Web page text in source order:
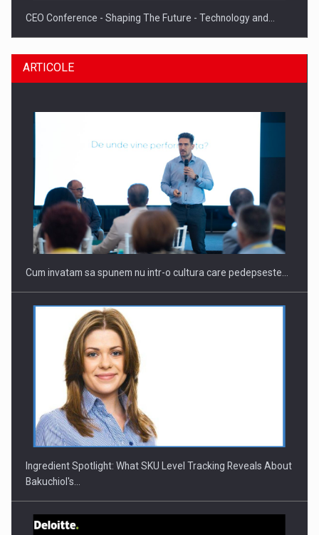
CEO Conference - Shaping The Future - Technology and…
Webinar - Business Evolution-RETHINK STRATEGY-Finantare
Investitii Digitalizare
CANON - Colaborarea eficienta a echipei intr un mediu…
ARTICOLE
Cum invatam sa spunem nu intr-o cultura care pedepseste…
Ingredient Spotlight: What SKU Level Tracking Reveals About
Bakuchiol's…